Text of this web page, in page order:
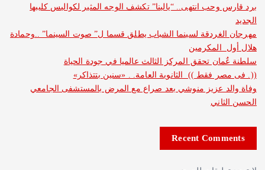
انتهى.. “يالينا” تكشف الوجه المثير لكواليس كليبها
لسينما الشباب يطلق قسما ل” صوت السينما” ..وحمادة
تحقق المركز الثالث عالميا في جودة الحياة
فقط )) الثانوية العامة. . «سنين بتتذاكر»
عزيز منوشي بعد صراع مع المرض بالمستشفى الجامعي
Recent